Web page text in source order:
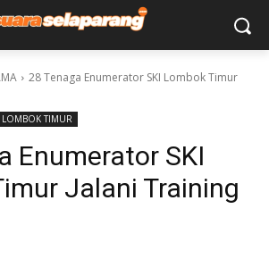
28 Tenaga Enumerator SKI Lombok Timur
LOMBOK TIMUR
Enumerator SKI
Jalani Training